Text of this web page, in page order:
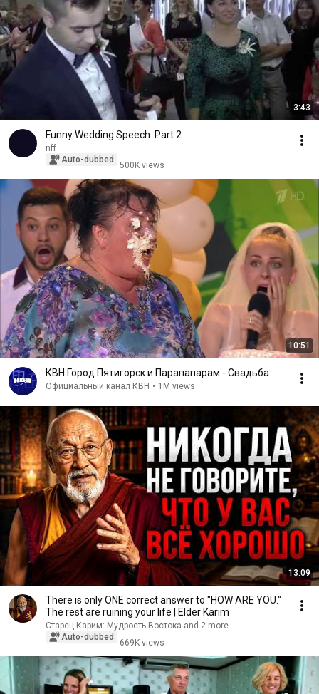
3:43
Funny Wedding Speech. Part 2
nff
Auto-dubbed
500K views
10:51
КВН Город Пятигорск и Парапапарам - Свадьба
Официальный канал КВН • 1M views
13:09
There is only ONE correct answer to "HOW ARE YOU."
The rest are ruining your life | Elder Karim
Старец Карим: Мудрость Востока and 2 more
Auto-dubbed
669K views